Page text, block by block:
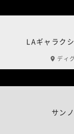
LAギャラク
ディ
サン